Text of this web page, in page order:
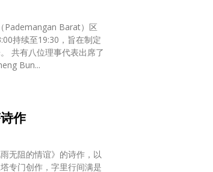
Pademangan Barat）区
持续至19:30，旨在制定
共有八位理事代表出席了
Bun...
作
无阻的情谊》的诗作，以
专门创作，字里行间满是